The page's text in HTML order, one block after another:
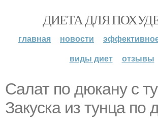
ДИЕТА ДЛЯ
главная новости
виды диет
отзывы
Салат по дюкану с
Закуска из тунца по